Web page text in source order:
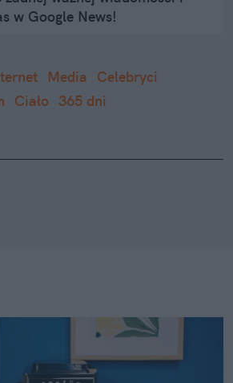
w Google News!
Media
Celebryci
Ciało 365 dni